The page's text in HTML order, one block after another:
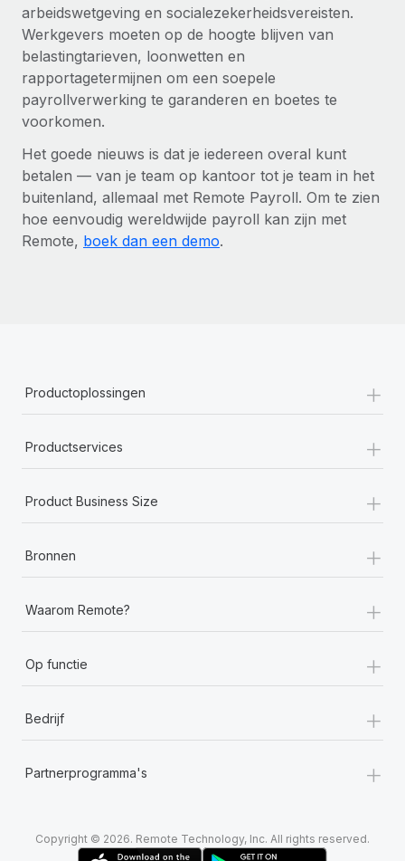
arbeidswetgeving en socialezekerheidsvereisten.
Werkgevers moeten op de hoogte blijven van
belastingtarieven, loonwetten en
rapportagetermijnen om een soepele
payrollverwerking te garanderen en boetes te
voorkomen.
Het goede nieuws is dat je iedereen overal kunt
betalen — van je team op kantoor tot je team in het
buitenland, allemaal met Remote Payroll. Om te zien
hoe eenvoudig wereldwijde payroll kan zijn met
Remote, boek dan een demo.
Productoplossingen +
Productservices +
Product Business Size +
Bronnen +
Waarom Remote? +
Op functie +
Bedrijf +
Partnerprogramma's +
Copyright © 2026. Remote Technology, Inc. All rights reserved.